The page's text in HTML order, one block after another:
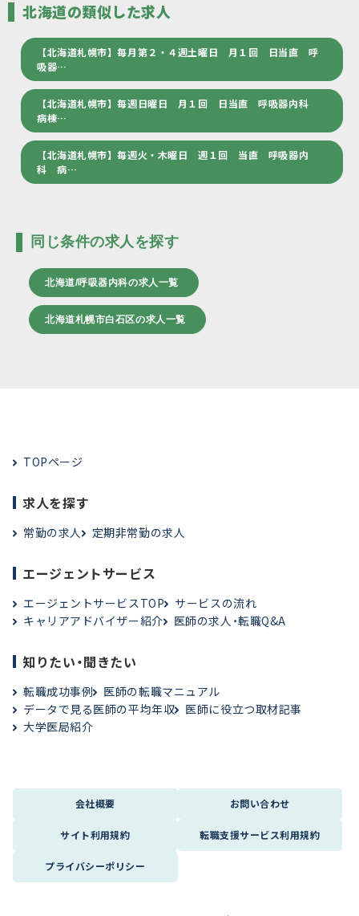
北海道の類似した求人
【北海道札幌市】毎月第２・４週土曜日 月１回 日当直 呼
吸器…
【北海道札幌市】毎週日曜日 月１回 日当直 呼吸器内科
病棟…
【北海道札幌市】毎週火・木曜日 週１回 当直 呼吸器内
科 病…
同じ条件の求人を探す
北海道/呼吸器内科の求人一覧
北海道札幌市白石区の求人一覧
TOPページ
求人を探す
常勤の求人 定期非常勤の求人
エージェントサービス
エージェントサービスTOP
サービスの流れ
キャリアアドバイザー紹介
医師の求人・転職Q&A
知りたい・聞きたい
転職成功事例
医師の転職マニュアル
データで見る医師の平均年収
医師に役立つ取材記事
大学医局紹介
会社概要 お問い合わせ
サイト利用規約 転職支援サービス利用規約
プライバシーポリシー